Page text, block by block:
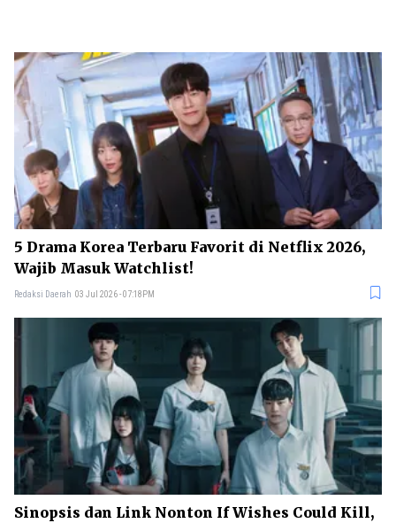
5 Drama Korea Terbaru Favorit di Netflix 2026,
Wajib Masuk Watchlist!
Redaksi Daerah 03 Jul 2026 - 07:18PM
Sinopsis dan Link Nonton If Wishes Could Kill,